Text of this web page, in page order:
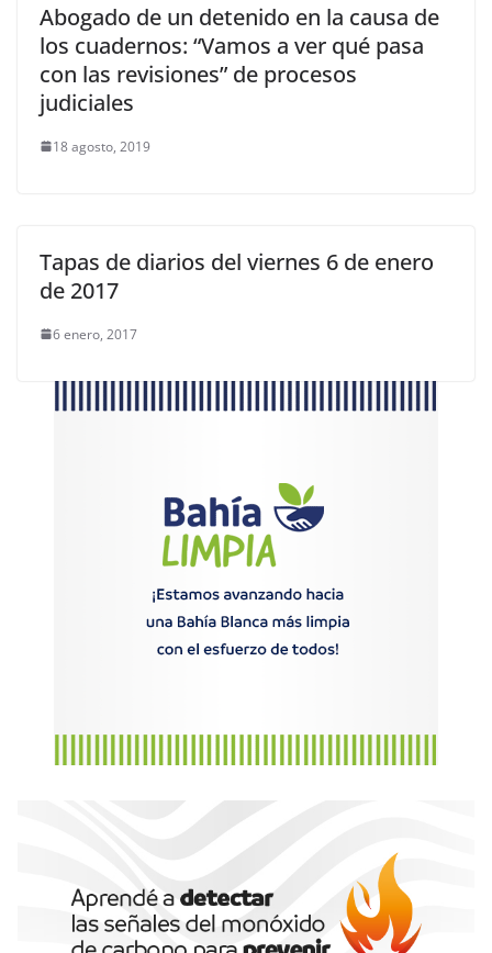
Abogado de un detenido en la causa de
los cuadernos: “Vamos a ver qué pasa
con las revisiones” de procesos
judiciales
18 agosto, 2019
Tapas de diarios del viernes 6 de enero
de 2017
6 enero, 2017